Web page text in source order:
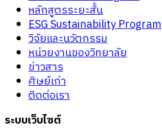
หลักสูตรระยะสั้น
ESG Sustainability Program
วิจัยและนวัตกรรม
หน่วยงานของวิทยาลัย
ข่าวสาร
ศิษย์เก่า
ติดต่อเรา
ระบบเว็บไซต์